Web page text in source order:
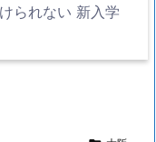
られない 新入学